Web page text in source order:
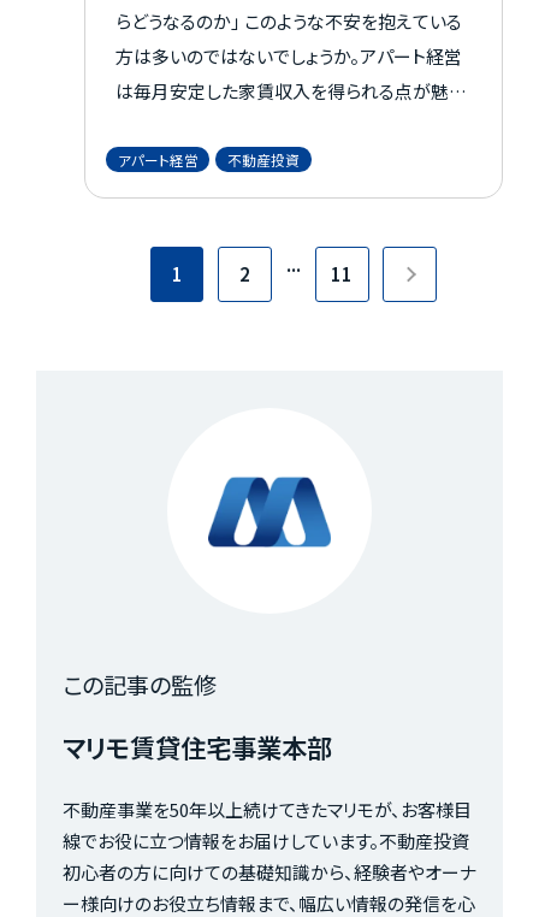
らどうなるのか」 このような不安を抱えている
方は多いのではないでしょうか。アパート経営
は毎月安定した家賃収入を得られる点が魅力
し、知識や準備が不十分なまま始めてしまうと
失敗に終わり、多額の負債を抱えてしまう可能
敗しないために、失敗の理由と対策を紹介し
ます。 不動産選びのポイントも紹介しているの
アパート経営 不動産投資
1 2 ... 11
この記事の監修
マリモ賃貸住宅事業本部
不動産事業を50年以上続けてきたマリモが、お客様目
線でお役に立つ情報をお届けしています。不動産投資
初心者の方に向けての基礎知識から、経験者やオーナ
ー様向けのお役立ち情報まで、幅広い情報の発信を心